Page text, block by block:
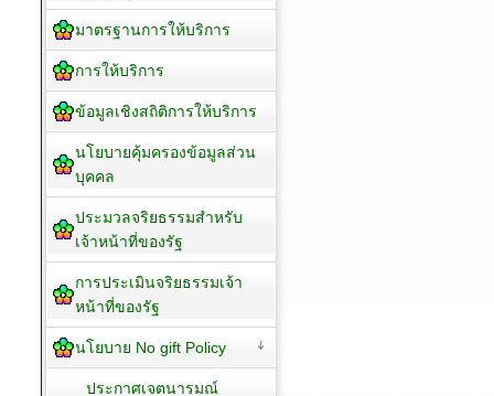
การเปิดโอกาสให้เกิดการมี
ส่วนร่วม
เจตจำนงสุจริตของผู้บริหาร
การประเมินความเสี่ยงเพื่อ
ป้องกันการทุจริต
การเสริมสร้างวัฒนธรรม
SocialMedia
คู่มือหรือมาตรฐานการ
ปฏิบัติงาน
มาตรฐานการให้บริการ
การให้บริการ